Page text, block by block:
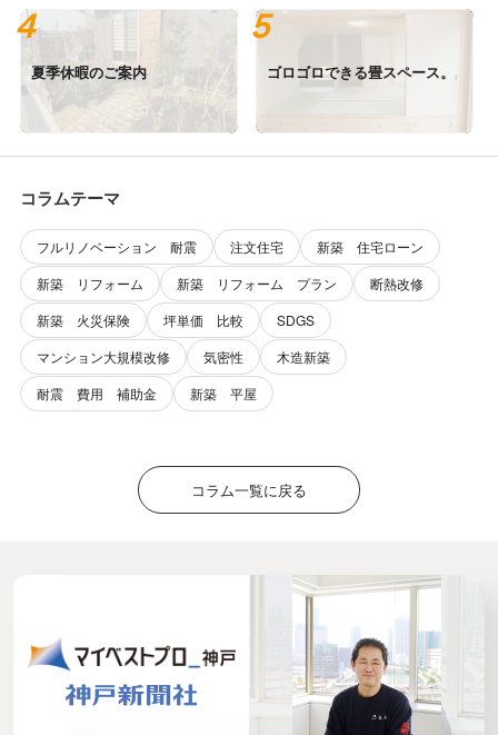
夏季休暇のご案内 ゴロゴロできる畳スペース。
コラムテーマ
フルリノベーション 耐震 注文住宅
新築 住宅ローン
新築 リフォーム
新築 リフォーム プラン
断熱改修
新築 火災保険
坪単価 比較
SDGS
マンション大規模改修
気密性
木造新築
耐震 費用 補助金
新築 平屋
コラム一覧に戻る